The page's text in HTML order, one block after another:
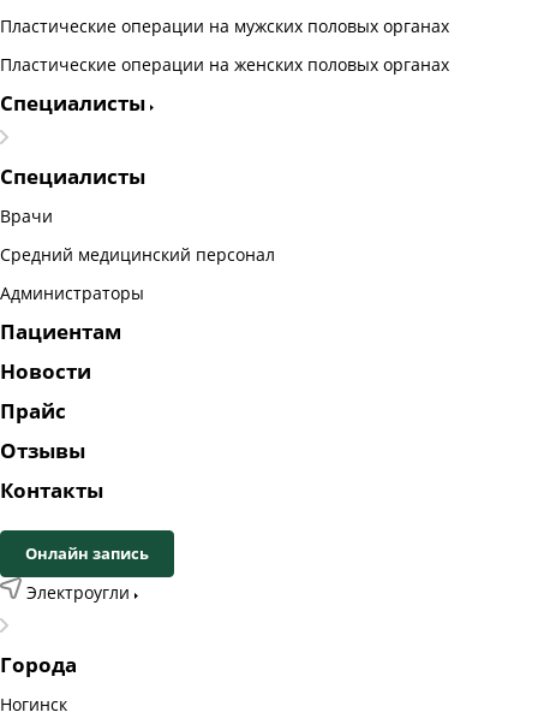
Пластические операции на мужских половых органах
Пластические операции на женских половых органах
Специалисты
Специалисты
Врачи
Средний медицинский персонал
Администраторы
Пациентам
Новости
Прайс
Отзывы
Контакты
Онлайн запись
Электроугли
Города
Ногинск